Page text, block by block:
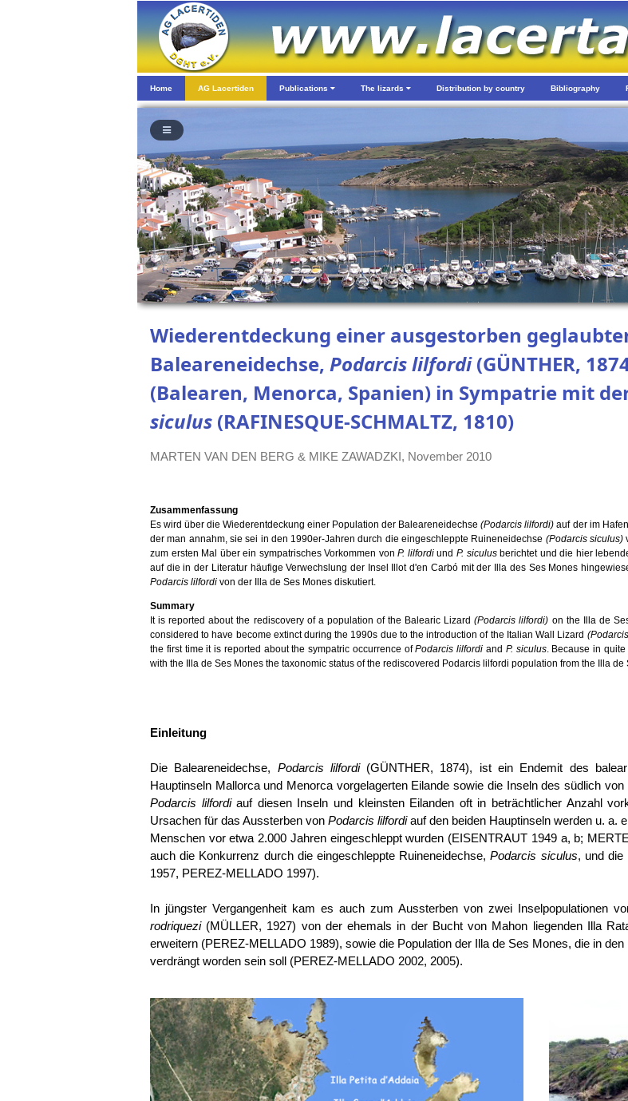
Home AG Lacertiden Publications The lizards Distribution by country Bibliography
Wiederentdeckung einer ausgestorben
Baleareneidechse, Podarcis lilfordi(GÜNTHER,
(Balearen, Menorca, Spanien) in Sympatrie mit
siculus (RAFINESQUE-SCHMALTZ, 1810)
MARTEN VAN DEN BERG & MIKE ZAWADZKI, November 2010
Zusammenfassung
Es wird über die Wiederentdeckung einer Population der Baleareneidechse(Podarcis lilfordi) auf der im
der man annahm, sie sei in den 1990er-Jahren durch die eingeschleppte Ruineneidechse (Podarcis siculus)
zum ersten Mal über ein sympatrisches Vorkommen vonP. lilfordiund P. siculusberichtet und die hier
auf die in der Literatur häufige Verwechslung der Insel Illot d'en Carbó mit der Illa des Ses Mones
Podarcis lilfordi von der Illa de Ses Mones diskutiert.
Summary
It is reported about the rediscovery of a population of the Balearic Lizard(Podarcis lilfordi) on the Illa de
considered to have become extinct during the 1990s due to the introduction of the Italian Wall Lizard
the first time it is reported about the sympatric occurrence ofPodarcis lilfordi and P. siculus. Because in
with the Illa de Ses Mones the taxonomic status of the rediscovered Podarcis lilfordi population from the Illa
Einleitung
Die Baleareneidechse, Podarcis lilfordi(GÜNTHER, 1874), ist ein Endemit des
Hauptinseln Mallorca und Menorca vorgelagerten Eilande sowie die Inseln des südlich
Podarcis lilfordiauf diesen Inseln und kleinsten Eilanden oft in beträchtlicher Anzahl
Ursachen für das Aussterben von Podarcis lilfordiauf den beiden Hauptinseln werden u. a.
Menschen vor etwa 2.000 Jahren eingeschleppt wurden (EISENTRAUT 1949 a, b;
auch die Konkurrenz durch die eingeschleppte Ruineneidechse,Podarcis siculus, und die
1957, PEREZ-MELLADO 1997).
In jüngster Vergangenheit kam es auch zum Aussterben von zwei Inselpopulationen
rodriquezi(MÜLLER, 1927) von der ehemals in der Bucht von Mahon liegenden Illa
erweitern (PEREZ-MELLADO 1989), sowie die Population der Illa de Ses Mones, die in
verdrängt worden sein soll (PEREZ-MELLADO 2002, 2005).